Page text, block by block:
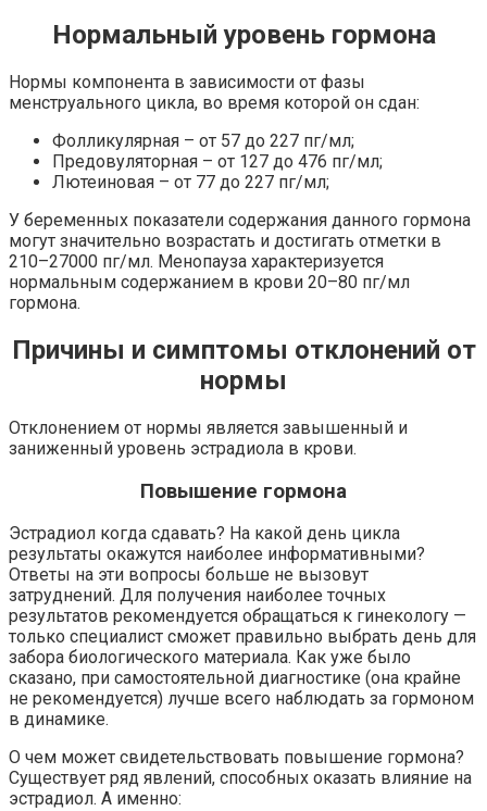
Нормальный уровень гормона
Нормы компонента в зависимости от фазы
менструального цикла, во время которой он сдан:
Фолликулярная – от 57 до 227 пг/мл;
Предовуляторная – от 127 до 476 пг/мл;
Лютеиновая – от 77 до 227 пг/мл;
У беременных показатели содержания данного гормона
могут значительно возрастать и достигать отметки в
210–27000 пг/мл. Менопауза характеризуется
нормальным содержанием в крови 20–80 пг/мл
гормона.
Причины и симптомы отклонений от
нормы
Отклонением от нормы является завышенный и
заниженный уровень эстрадиола в крови.
Повышение гормона
Эстрадиол когда сдавать? На какой день цикла
результаты окажутся наиболее информативными?
Ответы на эти вопросы больше не вызовут
затруднений. Для получения наиболее точных
результатов рекомендуется обращаться к гинекологу —
только специалист сможет правильно выбрать день для
забора биологического материала. Как уже было
сказано, при самостоятельной диагностике (она крайне
не рекомендуется) лучше всего наблюдать за гормоном
в динамике.
О чем может свидетельствовать повышение гормона?
Существует ряд явлений, способных оказать влияние на
эстрадиол. А именно: